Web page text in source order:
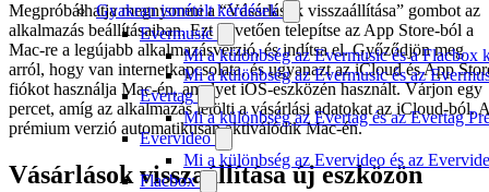
Gyakran ismételt kérdések
Evermusic
Mi a különbség az Evermusic és a Flacbox
Mi a különbség az Evermusic és az
Evertag
Mi a különbség az Evertag és az Evertag
Evervideo
Mi a különbség az Evervideo és az
Flacbox
Megpróbálhatja megnyomni a “Vásárlások visszaállítása” gombot az
alkalmazás beállításaiban. Ezt követően telepítse az App Store-ból a
Mac-re a legújabb alkalmazásverzió, és indítsa el. Győződjön meg
arról, hogy van internetkapcsolata, és ugyanazt az iCloud és App
fiókot használja Mac-én, amelyet iOS-eszközén használt. Várjon egy
percet, amíg az alkalmazás letölti a vásárlási adatokat az iCloud-ból. A
prémium verzió automatikusan aktiválódik Mac-én.
Vásárlások visszaállítása új eszközön